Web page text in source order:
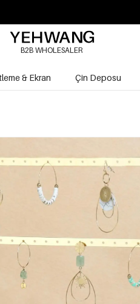
B2B WHOLESALER
& Ekran Çin Deposu